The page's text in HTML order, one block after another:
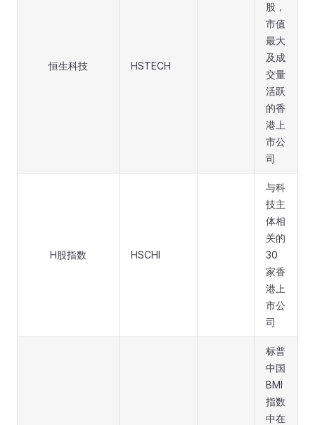
恒生科技 HSTECH
股，
市值
最大
及成
交量
活跃
的香
港上
市公
司
H股指数 HSCHI
与科
技主
体相
关的
30
家香
港上
市公
司
标普
中国
BMI
指数
中在